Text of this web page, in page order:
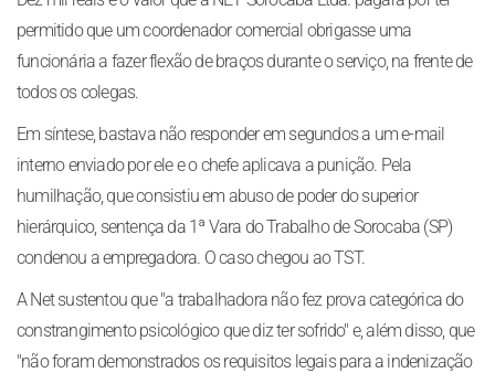
permitido que um coordenador comercial obrigasse uma
funcionária a fazer flexão de braços durante o serviço, na frente de
todos os colegas.
Em síntese, bastava não responder em segundos a um e-mail
interno enviado por ele e o chefe aplicava a punição. Pela
humilhação, que consistiu em abuso de poder do superior
hierárquico, sentença da 1ª Vara do Trabalho de Sorocaba (SP)
condenou a empregadora. O caso chegou ao TST.
A Net sustentou que "a trabalhadora não fez prova categórica do
constrangimento psicológico que diz ter sofrido" e, além disso, que
"não foram demonstrados os requisitos legais para a indenização